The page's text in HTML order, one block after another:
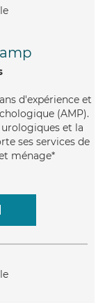
d'expérience et
(AMP).
et la
ses services de
ménage*